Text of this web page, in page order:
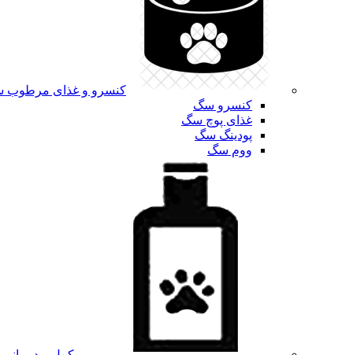
کنسرو و غذای
کنسرو سگ
غذای پوچ سگ
پودینگ سگ
ووم سگ